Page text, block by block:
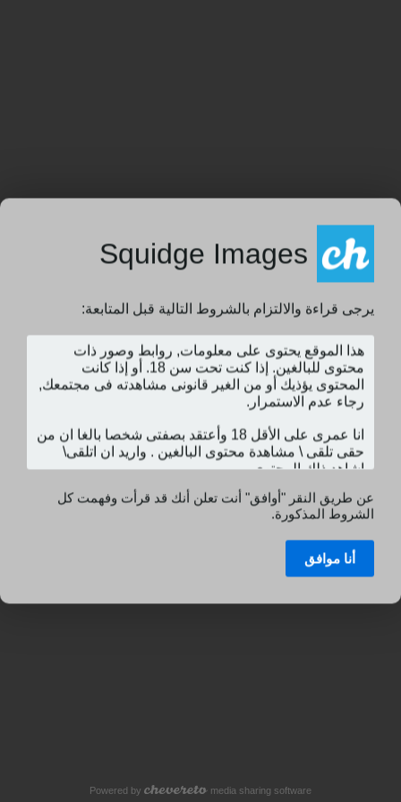
Squidge Images
يرجى قراءة والالتزام بالشروط التالية قبل المتابعة:
عن طريق النقر "أوافق" أنت تعلن أنك قد قرأت وفهمت كل
الشروط المذكورة.
أنا موافق
Powered by media sharing software